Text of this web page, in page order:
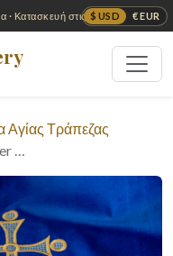
$ USD € EUR
· Κατασκευή στις ΗΠΑ ✦
Αγίας Τράπεζας
…